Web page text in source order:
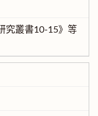
究叢書10-15》等